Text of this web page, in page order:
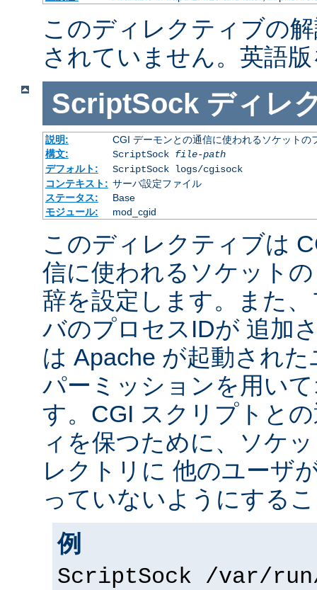
このディレクティブの
されていません。英語
ScriptSock ディレ
説明:
CGI デーモンとの通信に使われるソケットの
構文:
ScriptSock file-path
デフォルト:
ScriptSock logs/cgisock
コンテキスト: サーバ設定ファイル
ステータス:
Base
モジュール:
mod_cgid
このディレクティブは
信に使われるソケット
辞を設定します。また
バのプロセスIDが 追加
は Apache が起動され
パーミッションを用い
す。CGI スクリプトと
ィを保つために、ソケ
レクトリに 他のユーザ
っていないようにする
例
ScriptSock /var/